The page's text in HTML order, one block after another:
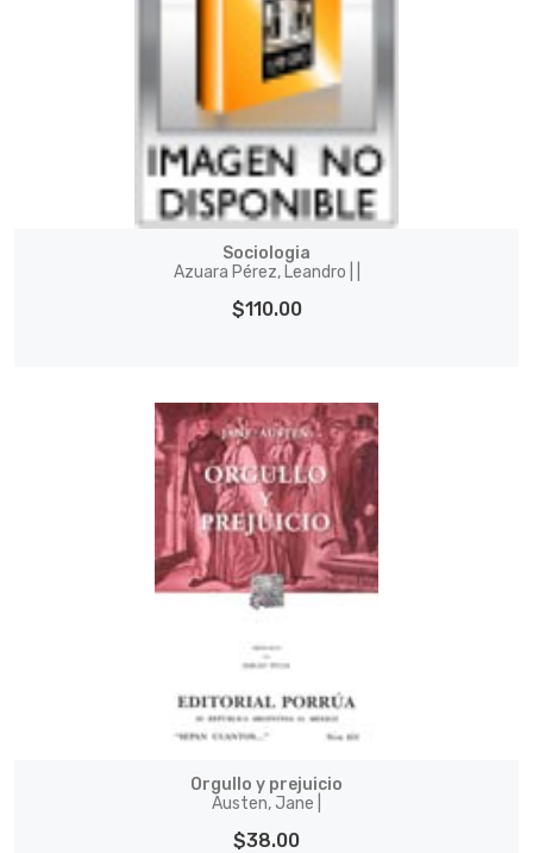
Sociologia
Azuara Pérez, Leandro | |
$110.00
Orgullo y prejuicio
Austen, Jane |
$38.00